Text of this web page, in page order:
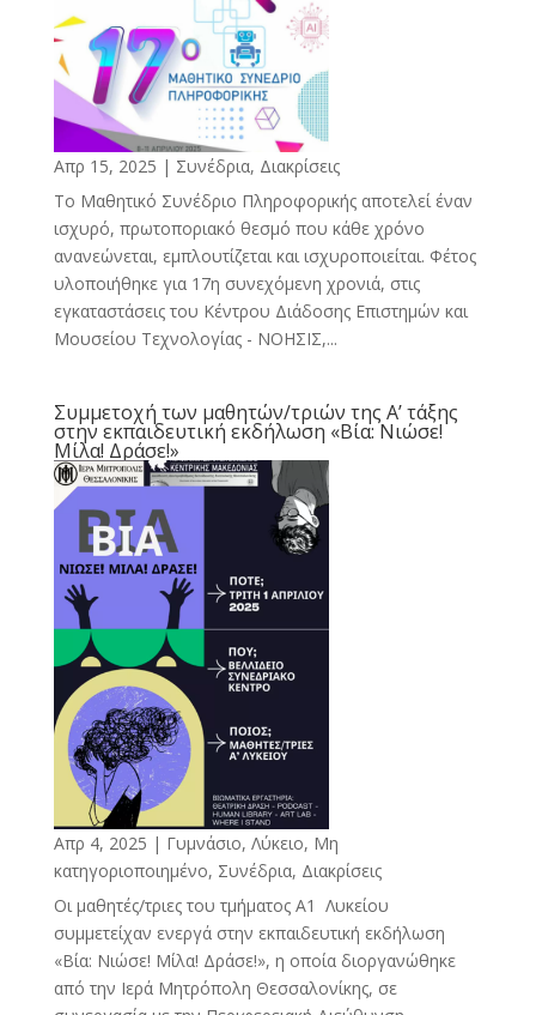
Απρ 15, 2025 | Συνέδρια, Διακρίσεις
Το Μαθητικό Συνέδριο Πληροφορικής αποτελεί έναν
ισχυρό, πρωτοποριακό θεσμό που κάθε χρόνο
ανανεώνεται, εμπλουτίζεται και ισχυροποιείται. Φέτος
υλοποιήθηκε για 17η συνεχόμενη χρονιά, στις
εγκαταστάσεις του Κέντρου Διάδοσης Επιστημών και
Μουσείου Τεχνολογίας - ΝΟΗΣΙΣ,...
Συμμετοχή των μαθητών/τριών της Α’ τάξης
στην εκπαιδευτική εκδήλωση «Βία: Νιώσε!
Μίλα! Δράσε!»
Απρ 4, 2025 | Γυμνάσιο, Λύκειο, Μη
κατηγοριοποιημένο, Συνέδρια, Διακρίσεις
Οι μαθητές/τριες του τμήματος Α1 Λυκείου
συμμετείχαν ενεργά στην εκπαιδευτική εκδήλωση
«Βία: Νιώσε! Μίλα! Δράσε!», η οποία διοργανώθηκε
από την Ιερά Μητρόπολη Θεσσαλονίκης, σε